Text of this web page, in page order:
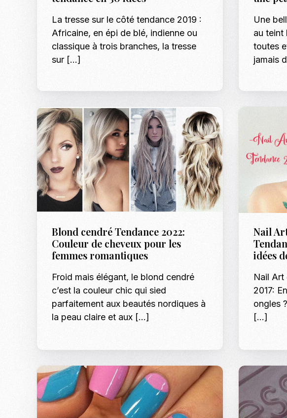
La tresse sur le côté tendance 2019 :
Africaine, en épi de blé, indienne ou
classique à trois branches, la tresse
sur […]
Une
au teint
toutes
jamais
Blond cendré Tendance 2022:
Couleur de cheveux pour les
femmes romantiques
Froid mais élégant, le blond cendré
c’est la couleur chic qui sied
parfaitement aux beautés nordiques à
la peau claire et aux […]
Nail
idées
Nail Art
2017:
ongles
[…]